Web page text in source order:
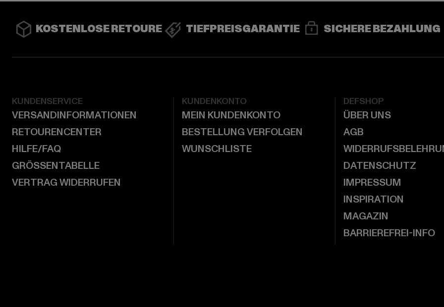
KOSTENLOSE RETOURE TIEFPREISGARANTIE SICHERE BEZAHLUNG
KUNDENSERVICE
VERSANDINFORMATIONEN
RETOURENCENTER
HILFE/FAQ
GRÖSSENTABELLE
VERTRAG WIDERRUFEN
KUNDENKONTO
MEIN KUNDENKONTO
BESTELLUNG VERFOLGEN
WUNSCHLISTE
DEFSHOP
ÜBER UNS
AGB
DATENSCHUTZ
IMPRESSUM
INSPIRATION
MAGAZIN
BARRIEREFREI-INFO